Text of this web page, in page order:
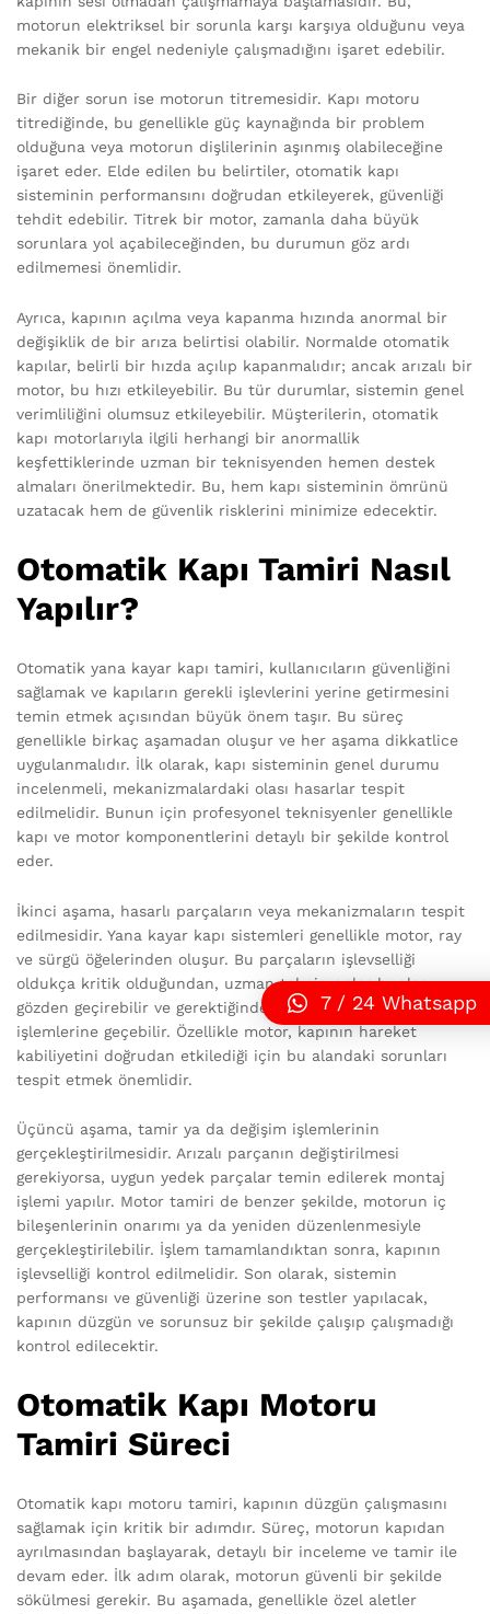
motorun elektriksel bir sorunla karşı karşıya olduğunu veya
mekanik bir engel nedeniyle çalışmadığını işaret edebilir.
Bir diğer sorun ise motorun titremesidir. Kapı motoru
titrediğinde, bu genellikle güç kaynağında bir problem
olduğuna veya motorun dişlilerinin aşınmış olabileceğine
işaret eder. Elde edilen bu belirtiler, otomatik kapı
sisteminin performansını doğrudan etkileyerek, güvenliği
tehdit edebilir. Titrek bir motor, zamanla daha büyük
sorunlara yol açabileceğinden, bu durumun göz ardı
edilmemesi önemlidir.
Ayrıca, kapının açılma veya kapanma hızında anormal bir
değişiklik de bir arıza belirtisi olabilir. Normalde otomatik
kapılar, belirli bir hızda açılıp kapanmalıdır; ancak arızalı bir
motor, bu hızı etkileyebilir. Bu tür durumlar, sistemin genel
verimliliğini olumsuz etkileyebilir. Müşterilerin, otomatik
kapı motorlarıyla ilgili herhangi bir anormallik
keşfettiklerinde uzman bir teknisyenden hemen destek
almaları önerilmektedir. Bu, hem kapı sisteminin ömrünü
uzatacak hem de güvenlik risklerini minimize edecektir.
Otomatik Kapı Tamiri Nasıl
Yapılır?
Otomatik yana kayar kapı tamiri, kullanıcıların güvenliğini
sağlamak ve kapıların gerekli işlevlerini yerine getirmesini
temin etmek açısından büyük önem taşır. Bu süreç
genellikle birkaç aşamadan oluşur ve her aşama dikkatlice
uygulanmalıdır. İlk olarak, kapı sisteminin genel durumu
incelenmeli, mekanizmalardaki olası hasarlar tespit
edilmelidir. Bunun için profesyonel teknisyenler genellikle
kapı ve motor komponentlerini detaylı bir şekilde kontrol
eder.
İkinci aşama, hasarlı parçaların veya mekanizmaların tespit
edilmesidir. Yana kayar kapı sistemleri genellikle motor, ray
ve sürgü öğelerinden oluşur. Bu parçaların işlevselliği
oldukça kritik olduğundan, uzman teknisyenler bunları
gözden geçirebilir ve gerektiğinde onarım ya da değiştirme
işlemlerine geçebilir. Özellikle motor, kapının hareket
kabiliyetini doğrudan etkilediği için bu alandaki sorunları
tespit etmek önemlidir.
Üçüncü aşama, tamir ya da değişim işlemlerinin
gerçekleştirilmesidir. Arızalı parçanın değiştirilmesi
gerekiyorsa, uygun yedek parçalar temin edilerek montaj
işlemi yapılır. Motor tamiri de benzer şekilde, motorun iç
bileşenlerinin onarımı ya da yeniden düzenlenmesiyle
gerçekleştirilebilir. İşlem tamamlandıktan sonra, kapının
işlevselliği kontrol edilmelidir. Son olarak, sistemin
performansı ve güvenliği üzerine son testler yapılacak,
kapının düzgün ve sorunsuz bir şekilde çalışıp çalışmadığı
kontrol edilecektir.
Otomatik Kapı Motoru
Tamiri Süreci
Otomatik kapı motoru tamiri, kapının düzgün çalışmasını
sağlamak için kritik bir adımdır. Süreç, motorun kapıdan
ayrılmasından başlayarak, detaylı bir inceleme ve tamir ile
devam eder. İlk adım olarak, motorun güvenli bir şekilde
sökülmesi gerekir. Bu aşamada, genellikle özel aletler
7 / 24 Whatsapp